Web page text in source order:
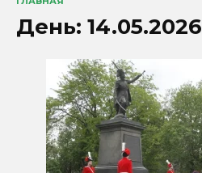
День: 14.05.2026